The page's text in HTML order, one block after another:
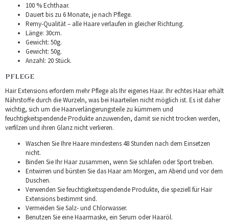
100 % Echthaar.
Dauert bis zu 6 Monate, je nach Pflege.
Remy-Qualität – alle Haare verlaufen in gleicher Richtung.
Länge: 30cm.
Gewicht: 50g.
Gewicht: 50g.
Anzahl: 20 Stück.
PFLEGE
Hair Extensions erfordern mehr Pflege als Ihr eigenes Haar. Ihr echtes Haar erhält
Nährstoffe durch die Wurzeln, was bei Haarteilen nicht möglich ist. Es ist daher
wichtig, sich um die Haarverlängerungsteile zu kümmern und
feuchtigkeitspendende Produkte anzuwenden, damit sie nicht trocken werden,
verfilzen und ihren Glanz nicht verlieren.
Waschen Sie Ihre Haare mindestens 48 Stunden nach dem Einsetzen
nicht.
Binden Sie Ihr Haar zusammen, wenn Sie schlafen oder Sport treiben.
Entwirren und bürsten Sie das Haar am Morgen, am Abend und vor dem
Duschen.
Verwenden Sie feuchtigkeitsspendende Produkte, die speziell für Hair
Extensions bestimmt sind.
Vermeiden Sie Salz- und Chlorwasser.
Benutzen Sie eine Haarmaske, ein Serum oder Haaröl.